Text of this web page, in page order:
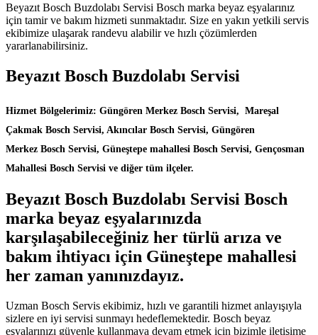
Beyazıt Bosch Buzdolabı Servisi Bosch marka beyaz eşyalarınız
için tamir ve bakım hizmeti sunmaktadır. Size en yakın yetkili servis
ekibimize ulaşarak randevu alabilir ve hızlı çözümlerden
yararlanabilirsiniz.
Beyazıt Bosch Buzdolabı Servisi
Hizmet Bölgelerimiz: Güngören Merkez Bosch Servisi, Mareşal
Çakmak Bosch Servisi, Akıncılar Bosch Servisi, Güngören
Merkez Bosch Servisi, Güneştepe mahallesi Bosch Servisi, Gençosman
Mahallesi Bosch Servisi ve diğer tüm ilçeler.
Beyazıt Bosch Buzdolabı Servisi Bosch
marka beyaz eşyalarınızda
karşılaşabileceğiniz her türlü arıza ve
bakım ihtiyacı için Güneştepe mahallesi
her zaman yanınızdayız.
Uzman Bosch Servis ekibimiz, hızlı ve garantili hizmet anlayışıyla
sizlere en iyi servisi sunmayı hedeflemektedir. Bosch beyaz
eşyalarınızı güvenle kullanmaya devam etmek için bizimle iletişime